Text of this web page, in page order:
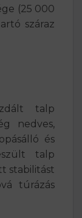
(25 000
száraz
talp
nedves,
és
talp
stabilitást
túrázás